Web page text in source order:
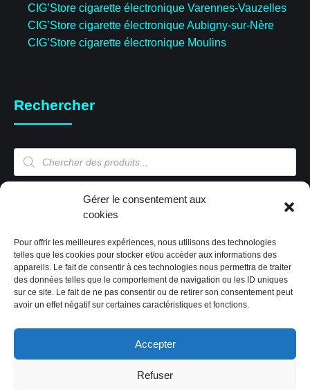
Gérer le consentement aux
cookies
Pour offrir les meilleures expériences, nous utilisons des technologies
telles que les cookies pour stocker et/ou accéder aux informations des
appareils. Le fait de consentir à ces technologies nous permettra de traiter
des données telles que le comportement de navigation ou les ID uniques
sur ce site. Le fait de ne pas consentir ou de retirer son consentement peut
avoir un effet négatif sur certaines caractéristiques et fonctions.
Accepter
Refuser
CIG’Store cigarette électronique Varennes-Vauzelles
CIG’Store cigarette électronique Aubigny-sur-Nère
CIG’Store cigarette électronique Moulins
Rechercher
Recherche
produits
Mon compte
Mon compte
Validation de la commande
Panier
Boutique
Politique de cookies (EU)